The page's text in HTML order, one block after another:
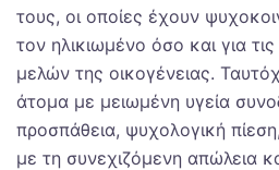
τους, οι οποίες έχουν
τον ηλικιωμένο όσο και για
μελών της οικογένειας.
άτομα με μειωμένη υγεία
προσπάθεια, ψυχολογική
με τη συνεχιζόμενη απώλεια